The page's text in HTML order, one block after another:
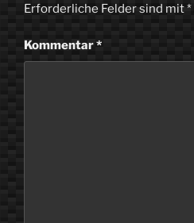
Erforderliche Felder sind mit*
Kommentar*